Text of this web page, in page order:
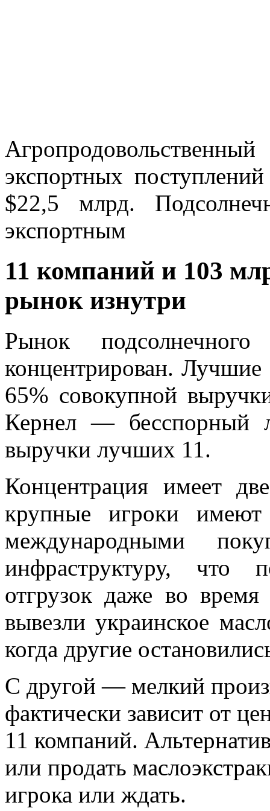
экспортных
$22,5 млрд.
экспортным
11 компаний и 103
рынок изнутри
Рынок
концентрирован.
65% совокупной
Кернел — бесспорный
выручки лучших 11.
Концентрация имеет
крупные игроки
международными
инфраструктуру, что
отгрузок даже во
вывезли украинское
когда другие
С другой — мелкий
фактически зависит от
11 компаний.
или продать
игрока или ждать.